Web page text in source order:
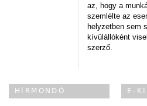
az, hogy a
szemlélte az
helyzetben sem
kívülállóként
szerző.
HÍRMONDÓ E-